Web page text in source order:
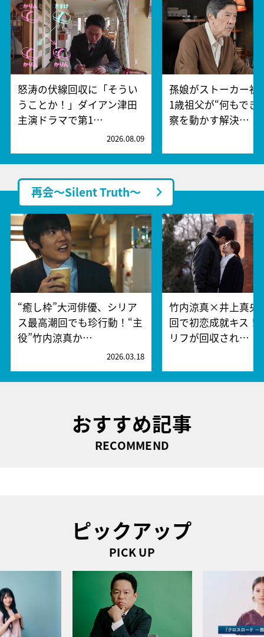
怒涛の伏線回収に「そうい
うことか！」ダイアン津田
主演ドラマで第1…
2026.08.09
孫娘がストーカー
1歳祖父が“何もでき
察を動かす解決…
再会～Silent Truth～
“癒し枠”大河俳優、シリア
ス最高潮回でも珍行動！“主
役”竹内涼真か…
2026.03.18
竹内涼真×井上真央
回で初恋成就キス！
リフが回収され…
おすすめ記事
RECOMMEND
ピックアップ
PICK UP